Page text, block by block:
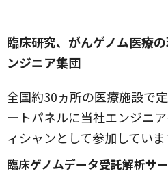
臨床研究、がんゲノム医療
ンジニア集団
全国約30ヵ所の医療施設で
ートパネルに当社エンジニ
ィシャンとして参加していま
臨床ゲノムデータ受託解析サ